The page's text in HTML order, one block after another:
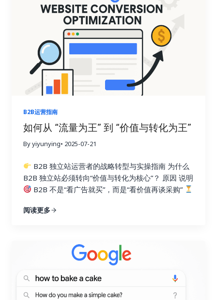
晰、权威、语义明确的网站更易被引用
先发优势
明显 很多竞争对手尚未布局 AIO，机会窗口期 AIO
优化目标：帮你达成哪些结果？ 目标 具体表现
AI 摘要引用 出现在 Google AI Overview 卡片中
被 ChatGPT/Bing/Gemini…
B2B运营指南
如何从 “流量为王” 到 “价值与转化为王”
By yiyunying• 2025-07-21
B2B 独立站运营者的战略转型与实操指南 为什么
B2B 独立站必须转向“价值与转化为核心”？ 原因 说明
B2B 不是“看广告就买”，而是“看价值再谈采购”
购
用户需要信任 仅靠 SEO 流量很难促成转化，需
化才是最终目标 获取一个高质量询盘或 demo 预
约，比 10,000 次无效流量更有意义 从“流量为王”转
新思维（价值+转化为王） 追求页面访问量 关注线索
质量、转化率 用关键词堆砌内容 用价值内容教育用
阅读更多